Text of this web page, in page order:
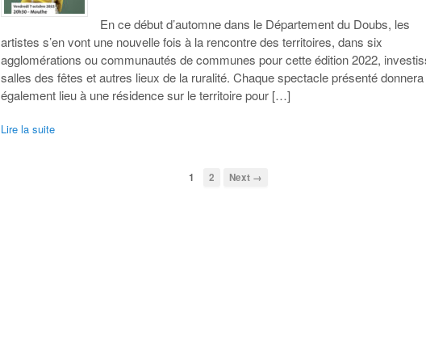
En ce début d’automne dans le Département du Doubs, les
artistes s’en vont une nouvelle fois à la rencontre des territoires, dans six
agglomérations ou communautés de communes pour cette édition 2022,
salles des fêtes et autres lieux de la ruralité. Chaque spectacle présenté donnera
également lieu à une résidence sur le territoire pour […]
Lire la suite
1 2 Next →